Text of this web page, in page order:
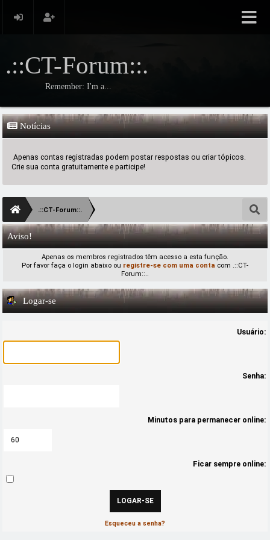
.::CT-Forum::.
Remember: I'm a...
Notícias
Apenas contas registradas podem postar respostas ou criar tópicos.
Crie sua conta gratuitamente e participe!
.::CT-Forum::.
Aviso!
Apenas os membros registrados têm acesso a esta função.
Por favor faça o login abaixo ou registre-se com uma conta com .::CT-
Forum::..
Logar-se
Usuário:
Senha:
Minutos para permanecer online:
Ficar sempre online:
Esqueceu a senha?